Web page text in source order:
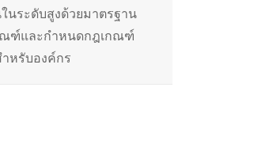
นระดับสูงด้วยมาตรฐาน
ณฑ์และกำหนดกฎเกณฑ์
หรับองค์กร